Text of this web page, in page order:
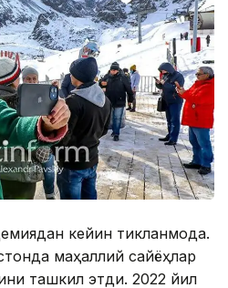
кейин тикланмоқда.
маҳаллий сайёҳлар
ташкил этди. 2022 йил